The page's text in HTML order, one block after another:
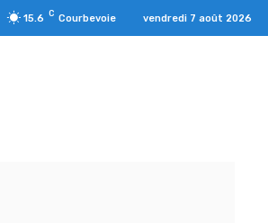
15.6 C Courbevoie vendredi 7 août 2026